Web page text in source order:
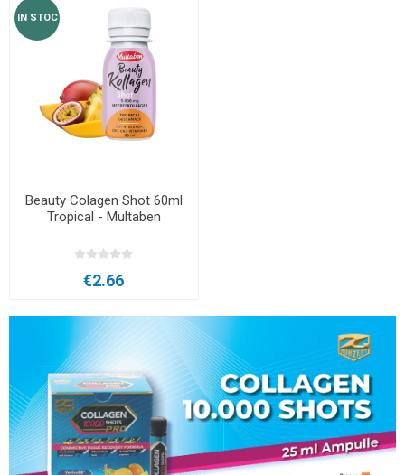
IN STOC
Beauty Colagen Shot 60ml
Tropical - Multaben
€2.66